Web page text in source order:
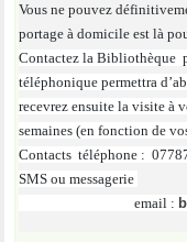
Vous ne pouvez
portage à domicile est là
Contactez la Bibliothèque
téléphonique permettra
recevrez ensuite la visite à
semaines (en fonction de
Contacts téléphone :
SMS ou messagerie
email :